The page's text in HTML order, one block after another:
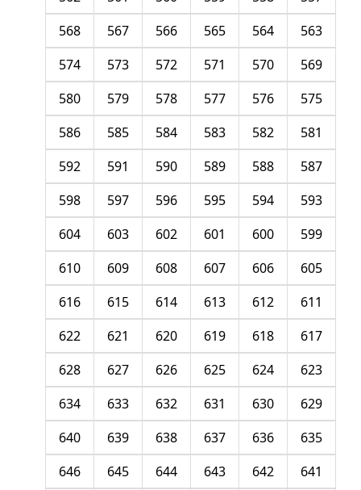
563
564
565
566
567
568
569
570
571
572
573
574
575
576
577
578
579
580
581
582
583
584
585
586
587
588
589
590
591
592
593
594
595
596
597
598
599
600
601
602
603
604
605
606
607
608
609
610
611
612
613
614
615
616
617
618
619
620
621
622
623
624
625
626
627
628
629
630
631
632
633
634
635
636
637
638
639
640
641
642
643
644
645
646